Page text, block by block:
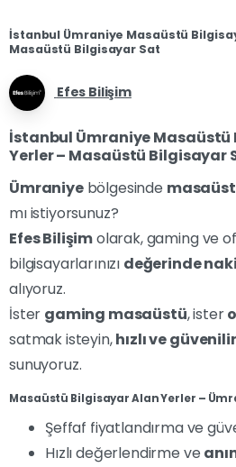
İstanbul Ümraniye Masaüstü
Masaüstü Bilgisayar Sat
Efes Bilişim
İstanbul Ümraniye
Yerler – Masaüstü Bilgisayar
Ümraniyebölgesinde
mı istiyorsunuz?
Efes Bilişimolarak, gaming ve
bilgisayarlarınızı değerinde
alıyoruz.
İster gaming masaüstü, ister
satmak isteyin,hızlı ve güvenilir
sunuyoruz.
Masaüstü Bilgisayar Alan Yerler –
Şeffaf fiyatlandırma ve
Hızlı değerlendirme ve